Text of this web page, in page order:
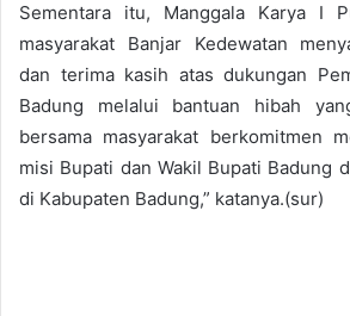
Sementara itu, Manggala Karya I
masyarakat Banjar Kedewatan
dan terima kasih atas dukungan
Badung melalui bantuan hibah
bersama masyarakat berkomitmen
misi Bupati dan Wakil Bupati Badung
di Kabupaten Badung,” katanya.(sur)